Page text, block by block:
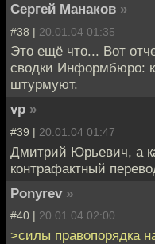
Сергей Манаков »
#38 | 20.01.04 01:35
Это ещё что... Вот
сводки Информбюро:
штурмуют.
vp »
#39 | 20.01.04 01:47
Дмитрий Юрьевич, а
контрафактный
Ponyrev »
#40 | 20.01.04 02:00
>силы правопорядка